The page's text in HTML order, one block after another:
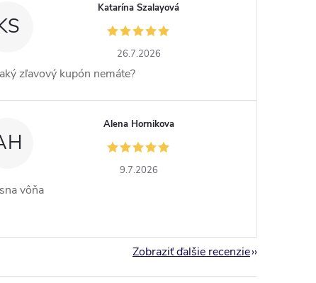
Katarína Szalayová
26.7.2026
zľavový kupón nemáte?
Alena Hornikova
9.7.2026
vôňa
Zobraziť ďalšie recenzie